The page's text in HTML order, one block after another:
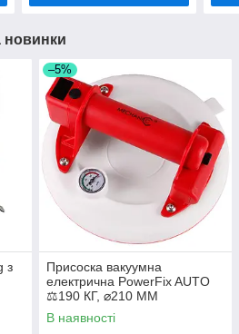
новинки
з
–5%
Присоска вакуумна
електрична PowerFix AUTO
⚖190 КГ, ⌀210 ММ
В наявності